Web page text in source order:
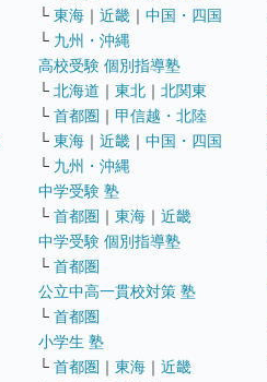
└ 東海 ｜ 近畿 ｜ 中国・四国
└ 九州・沖縄
高校受験 個別指導塾
└ 北海道 ｜ 東北 ｜ 北関東
└ 首都圏 ｜ 甲信越・北陸
└ 東海 ｜ 近畿 ｜ 中国・四国
└ 九州・沖縄
中学受験 塾
└ 首都圏 ｜ 東海 ｜ 近畿
中学受験 個別指導塾
└ 首都圏
公立中高一貫校対策 塾
└ 首都圏
小学生 塾
└ 首都圏 ｜ 東海 ｜ 近畿